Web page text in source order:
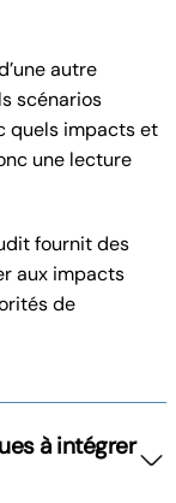
autre
scénarios
quels impacts et
une lecture
fournit des
aux impacts
de
à intégrer